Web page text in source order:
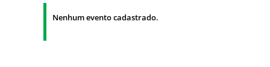
Nenhum evento cadastrado.